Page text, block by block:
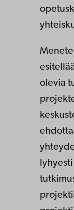
olevia
lyhyesti